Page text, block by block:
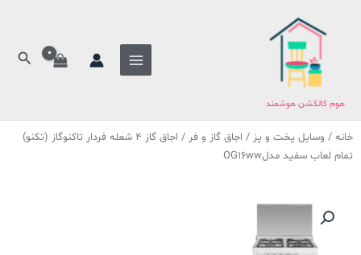
هوم کالکشن هوشمند
خانه / وسایل پخت و پز / اجاق گاز و فر
/ اجاق گاز 4 شعله فردار تاکنوگاز (تکنو)
تمام لعاب سفید مدلOG16ww